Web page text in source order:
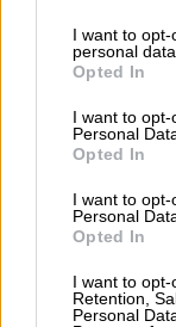
not limited to
grant or deny
use your data for
consent section.
I want to
personal data.
Opted In
I want to
Personal
Opted In
I want to
Personal
Opted In
I want to opt-
Retention,
Personal
Κατηγορήθηκε ο
Η αστυνομία